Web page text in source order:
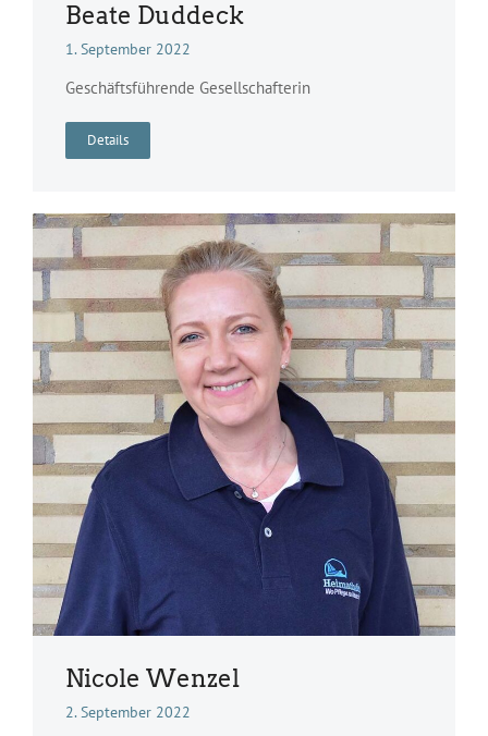
Beate Duddeck
1. September 2022
Geschäftsführende Gesellschafterin
Details
Nicole Wenzel
2. September 2022